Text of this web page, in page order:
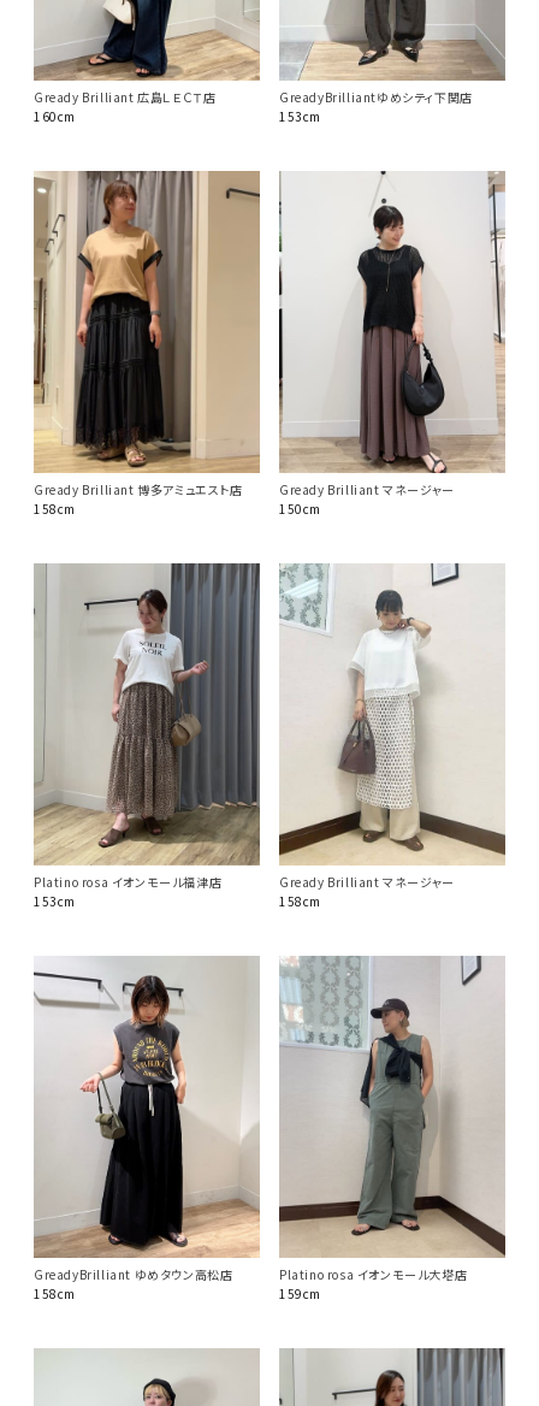
Gready Brilliant 広島ＬＥＣＴ店
160cm
GreadyBrilliantゆめシティ下関店
153cm
Gready Brilliant 博多アミュエスト店
158cm
Gready Brilliant マネージャー
150cm
Platino rosa イオンモール福津店
153cm
Gready Brilliant マネージャー
158cm
GreadyBrilliant ゆめタウン高松店
158cm
Platino rosa イオンモール大塔店
159cm